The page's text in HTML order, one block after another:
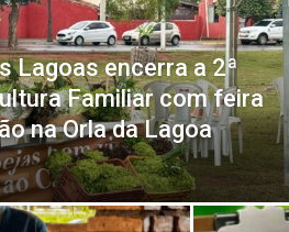
Lagoas encerra a 2ª
Familiar com feira
na Orla da Lagoa